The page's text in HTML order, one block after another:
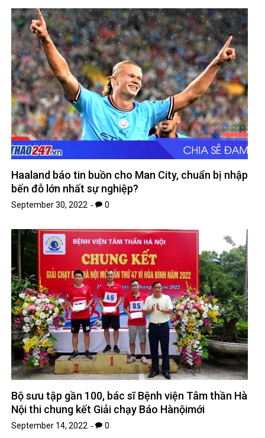
Haaland báo tin buồn cho Man City, chuẩn bị nhập
bến đỗ lớn nhất sự nghiệp?
September 30, 2022 0
Bộ sưu tập gần 100, bác sĩ Bệnh viện Tâm thần Hà
Nội thi chung kết Giải chạy Báo Hànộimới
September 14, 2022 0